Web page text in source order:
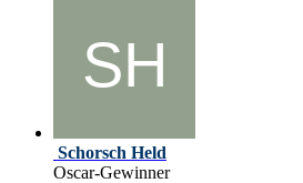
Schorsch Held
Oscar-Gewinner